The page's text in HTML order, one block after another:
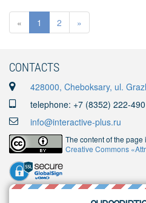
« 1 2 »
CONTACTS
428000, Cheboksary, ul.
telephone: +7 (8352) 222-490
info@interactive-plus.ru
The content of the
Creative Commons